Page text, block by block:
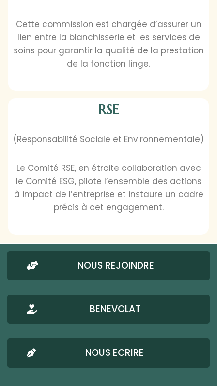
Cette commission est chargée d’assurer un
lien entre la blanchisserie et les services de
soins pour garantir la qualité de la prestation
de la fonction linge.
RSE
(Responsabilité Sociale et Environnementale)
Le Comité RSE, en étroite collaboration avec
le Comité ESG, pilote l’ensemble des actions
à impact de l’entreprise et instaure un cadre
précis à cet engagement.
NOUS REJOINDRE
BENEVOLAT
NOUS ECRIRE